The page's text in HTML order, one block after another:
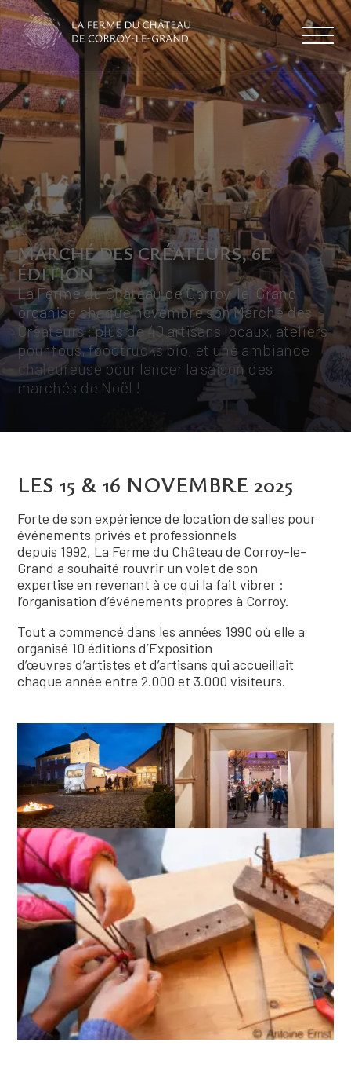
MARCHÉ DES CRÉATEURS, 6E
ÉDITION
La Ferme du Château de Corroy-le-Grand
organise chaque novembre son Marché des
Créateurs : plus de 40 artisans locaux, ateliers
pour tous, foodtrucks bio, et une ambiance
chaleureuse pour lancer la saison des
marchés de Noël !
LES 15 & 16 NOVEMBRE 2025
Forte de son expérience de location de salles pour
événements privés et professionnels
depuis 1992, La Ferme du Château de Corroy-le-
Grand a souhaité rouvrir un volet de son
expertise en revenant à ce qui la fait vibrer :
l’organisation d’événements propres à Corroy.
Tout a commencé dans les années 1990 où elle a
organisé 10 éditions d’Exposition
d’œuvres d’artistes et d’artisans qui accueillait
chaque année entre 2.000 et 3.000 visiteurs.